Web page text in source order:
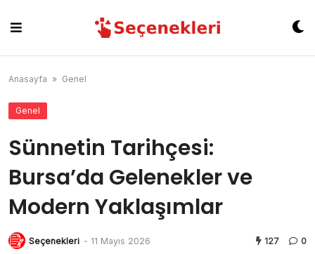
content
Anasayfa » Genel
Genel
Sünnetin Tarihçesi:
Bursa’da Gelenekler ve
Modern Yaklaşımlar
Seçenekleri - 11 Mayıs 2026 127 0